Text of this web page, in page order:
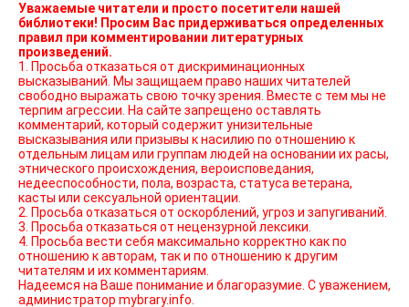
Уважаемые читатели и просто посетители нашей
библиотеки! Просим Вас придерживаться определенных
правил при комментировании литературных
произведений.
1. Просьба отказаться от дискриминационных
высказываний. Мы защищаем право наших читателей
свободно выражать свою точку зрения. Вместе с тем мы не
терпим агрессии. На сайте запрещено оставлять
комментарий, который содержит унизительные
высказывания или призывы к насилию по отношению к
отдельным лицам или группам людей на основании их расы,
этнического происхождения, вероисповедания,
недееспособности, пола, возраста, статуса ветерана,
касты или сексуальной ориентации.
2. Просьба отказаться от оскорблений, угроз и запугиваний.
3. Просьба отказаться от нецензурной лексики.
4. Просьба вести себя максимально корректно как по
отношению к авторам, так и по отношению к другим
читателям и их комментариям.
Надеемся на Ваше понимание и благоразумие. С уважением,
администратор mybrary.info.